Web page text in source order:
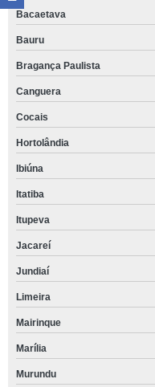
Bacaetava
Bauru
Bragança Paulista
Canguera
Cocais
Hortolândia
Ibiúna
Itatiba
Itupeva
Jacareí
Jundiaí
Limeira
Mairinque
Marília
Murundu